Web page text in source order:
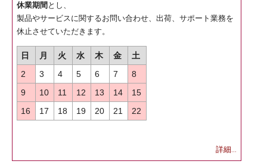
休業期間 とし、
製品やサービスに関するお問い合わせ、出荷、サポート業務を
休止させていただきます。
日 月 火 水 木 金
土
2
3 4 5 6 7
8
9
10 11 12 13 14
15
16
17 18 19 20 21 22
詳細...